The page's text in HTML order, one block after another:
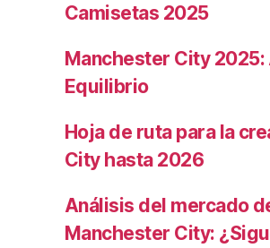
Camisetas 2025
Manchester City
Equilibrio
Hoja de ruta para la
City hasta 2026
Análisis del mercado
Manchester City: